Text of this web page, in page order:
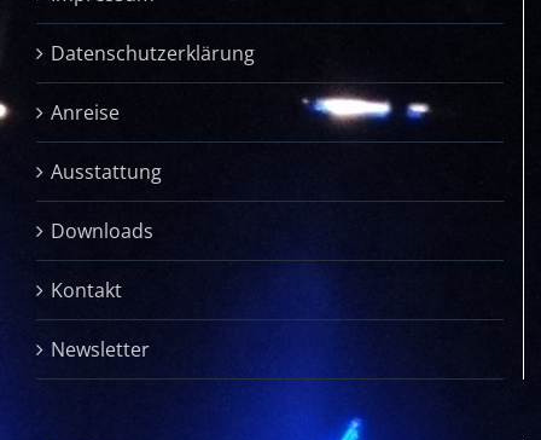
Datenschutzerklärung
Anreise
Ausstattung
Downloads
Kontakt
Newsletter